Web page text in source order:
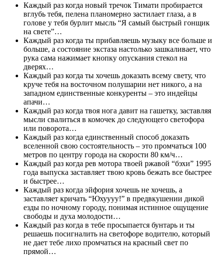
Каждый раз когда новый тречок Тимати пробирается
вглубь тебя, пелена планомерно застилает глаза, а в
голове у тебя бурлит мысль “Я самый быстрый гонщик
на свете”…
Каждый раз когда ты прибавляешь музыку все больше и
больше, а состояние экстаза настолько зашкаливает, что
рука сама нажимает кнопку опускания стекол на
дверях…
Каждый раз когда ты хочешь доказать всему свету, что
круче тебя на восточном полушарии нет никого, а на
западном единственные конкуренты – это индейцы
апачи…
Каждый раз когда твоя нога давит на гашетку, заставляя
мысли свалиться в комочек до следующего светофора
или поворота…
Каждый раз когда единственный способ доказать
вселенной свою состоятельность – это промчаться 100
метров по центру города на скорости 80 км/ч…
Каждый раз когда рев мотора твоей ржавой “бэхи” 1995
года выпуска заставляет твою кровь бежать все быстрее
и быстрее…
Каждый раз когда эйфория хочешь не хочешь, а
заставляет кричать “Юхуууу!” в предвкушении дикой
езды по ночному городу, понимая истинное ощущение
свободы и духа молодости…
Каждый раз когда в тебе просыпается бунтарь и ты
решаешь посигналить на светофоре водителю, который
не дает тебе лихо промчаться на красный свет по
прямой…